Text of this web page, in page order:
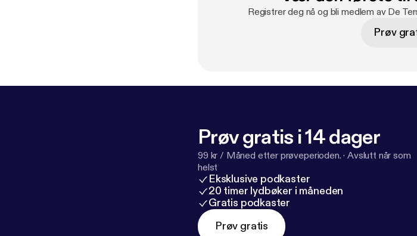
Registrer deg nå og bli medlem av De
Prøv
Prøv gratis i 14 dager
99 kr / Måned etter prøveperioden. ·Avslutt når som
helst
Eksklusive podkaster
20 timer lydbøker i måneden
Gratis podkaster
Prøv gratis